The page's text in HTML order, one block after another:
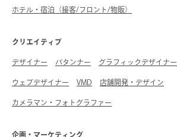
ホテル・宿泊（接客/フロント/物販）
クリエイティブ
デザイナー パタンナー グラフィックデザイナー
ウェブデザイナー VMD 店舗開発・デザイン
カメラマン・フォトグラファー
企画・マーケティング